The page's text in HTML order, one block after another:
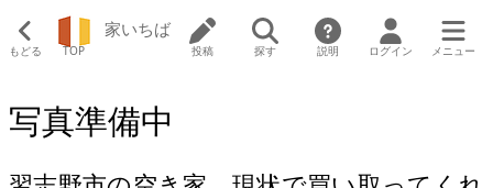
もどる TOP
家いちば
投稿 探す 説明 ログイン メニュー
写真準備中